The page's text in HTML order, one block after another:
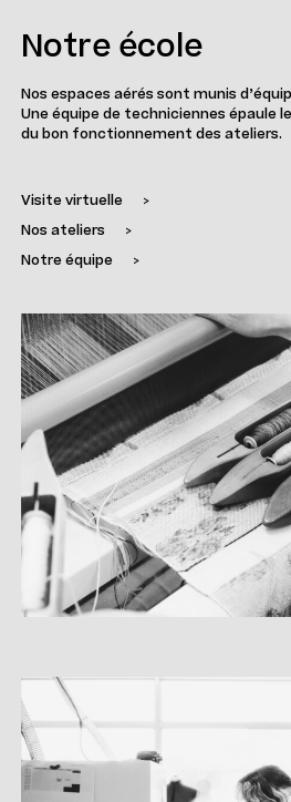
Notre école
Nos espaces aérés sont munis
Une équipe de techniciennes épaule
du bon fonctionnement des ateliers.
Visite virtuelle
>
Nos ateliers
>
Notre équipe
>